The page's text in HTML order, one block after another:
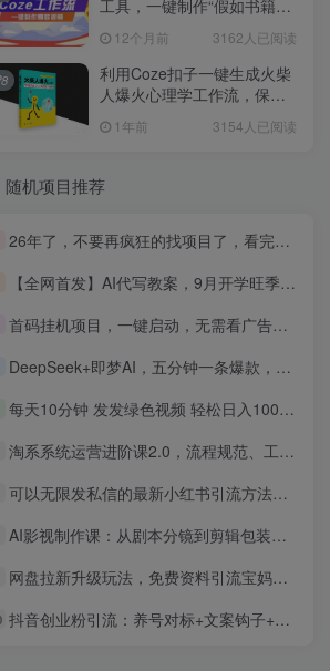
工具，一键制作“假如书籍会
12个月前 3162人已阅读
利用Coze扣子一键生成火柴
人爆火心理学工作流，保姆
1年前 3154人已阅读
随机项目推荐
26年了，不要再疯狂的找项目了，看完这个你也可以月入十个W【揭秘】
【全网首发】AI代写教案，9月开学旺季，日入3张，蓝海项目，永不失业副业兼职
首码挂机项目，一键启动，无需看广告等复杂操作，新手小白日入三位数
DeepSeek+即梦AI，五分钟一条爆款，轻松日入500+
每天10分钟 发发绿色视频 轻松日入100+ 无脑操作 轻松上手
淘系系统运营进阶课2.0，流程规范、工具教学、实战诊断，进阶突破，打造高盈利店铺模型
可以无限发私信的最新小红书引流方法，突破平台私信限制，单日引流500＋精准创业粉
AI影视制作课：从剧本分镜到剪辑包装，用AI打造电影感视频作品
网盘拉新升级玩法，免费资料引流宝妈粉私域变现，一部手机轻松月入过万
抖音创业粉引流：养号对标+文案钩子+全网分发，月变现5万实战